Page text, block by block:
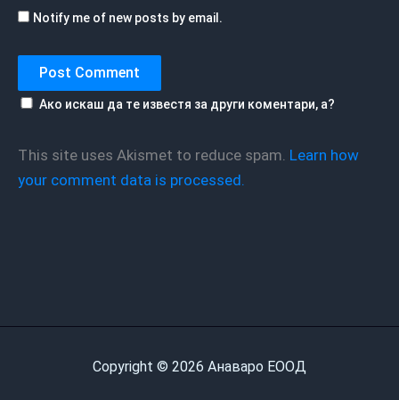
Notify me of new posts by email.
Ако искаш да те известя за други коментари, а?
This site uses Akismet to reduce spam. Learn how
your comment data is processed.
Copyright © 2026 Анаваро ЕООД